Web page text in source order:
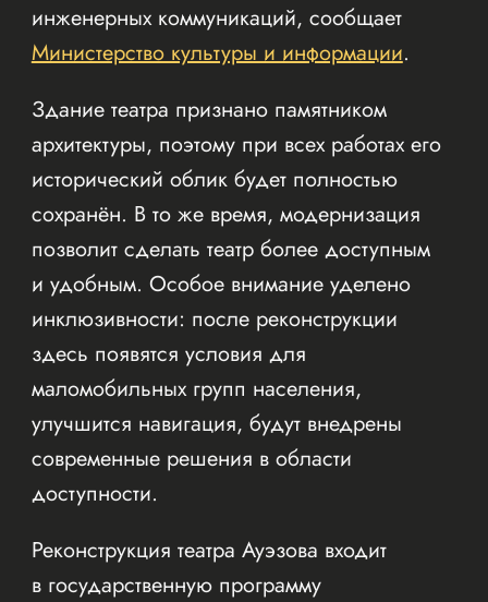
инженерных коммуникаций, сообщает
Министерство культуры и информации.
Здание театра признано памятником
архитектуры, поэтому при всех работах его
исторический облик будет полностью
сохранён. В то же время, модернизация
позволит сделать театр более доступным
и удобным. Особое внимание уделено
инклюзивности: после реконструкции
здесь появятся условия для
маломобильных групп населения,
улучшится навигация, будут внедрены
современные решения в области
доступности.
Реконструкция театра Ауэзова входит
в государственную программу